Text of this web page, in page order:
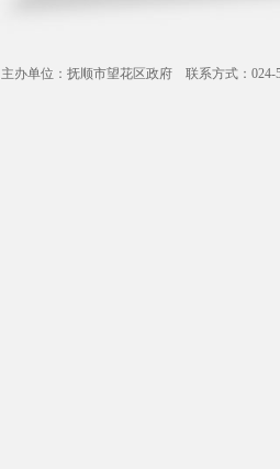
主办单位：抚顺市望花区政府 联系方式：024-